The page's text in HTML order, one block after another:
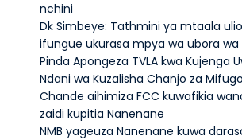
nchini
Dk Simbeye: Tathmini ya mtaala
ifungue ukurasa mpya wa ubora wa
Pinda Apongeza TVLA kwa Kujenga
Ndani wa Kuzalisha Chanjo za Mifugo
Chande aihimiza FCC kuwafikia
zaidi kupitia Nanenane
NMB yageuza Nanenane kuwa